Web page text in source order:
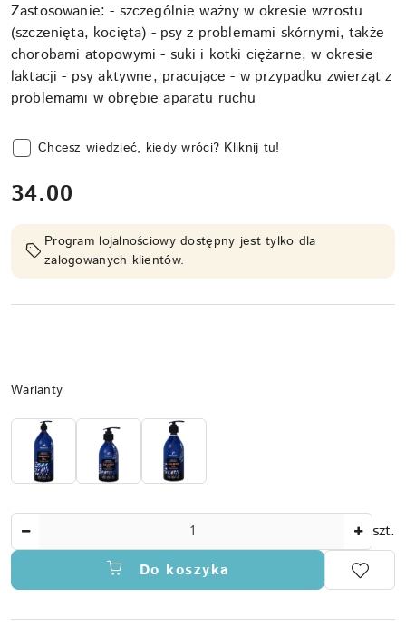
Zastosowanie: - szczególnie ważny w okresie wzrostu
(szczenięta, kocięta) - psy z problemami skórnymi, także
chorobami atopowymi - suki i kotki ciężarne, w okresie
laktacji - psy aktywne, pracujące - w przypadku zwierząt z
problemami w obrębie aparatu ruchu
Chcesz wiedzieć, kiedy wróci? Kliknij tu!
cena:
34.00
Program lojalnościowy dostępny jest tylko dla
zalogowanych klientów.
Wariant
Warianty
szt.
Do koszyka